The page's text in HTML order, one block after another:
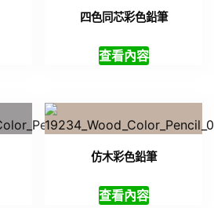
四色同芯彩色鉛筆
查看內容
仿木彩色鉛筆
查看內容